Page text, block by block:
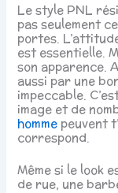
Le style PNL
pas seulement
portes.
est essentielle.
son apparence.
aussi par une
impeccable.
image et de
homme peuvent
correspond.
Même si le look
de rue, une